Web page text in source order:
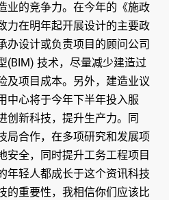
业的竞争力。在今年的《施政
力在明年起开展设计的主要政
办设计或负责项目的顾问公司
(BIM) 技术，尽量减少建造过
及项目成本。另外，建造业议
中心将于今年下半年投入服
创新科技，提升生产力。同
局合作，在多项研究和发展项
安全，同时提升工务工程项目
年轻人都成长于这个资讯科技
的重要性，我相信你们应该比